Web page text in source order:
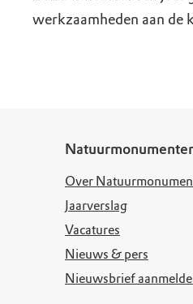
werkzaamheden aan de
Over
Jaarverslag
Vacatures
Nieuws & pers
Nieuwsbrief